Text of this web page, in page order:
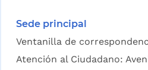
Sede principal
Ventanilla de
Atención al Ciudadano: